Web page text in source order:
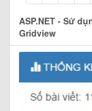
ASP.NET - Sử
Gridview